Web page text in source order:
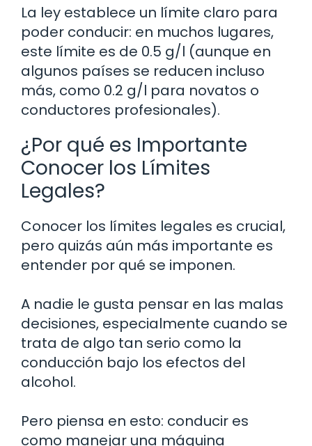
La ley establece un límite claro para
poder conducir: en muchos lugares,
este límite es de 0.5 g/l (aunque en
algunos países se reducen incluso
más, como 0.2 g/l para novatos o
conductores profesionales).
¿Por qué es Importante
Conocer los Límites
Legales?
Conocer los límites legales es crucial,
pero quizás aún más importante es
entender por qué se imponen.
A nadie le gusta pensar en las malas
decisiones, especialmente cuando se
trata de algo tan serio como la
conducción bajo los efectos del
alcohol.
Pero piensa en esto: conducir es
como manejar una máquina